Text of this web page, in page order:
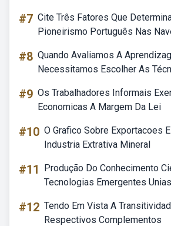
#7 Cite Três Fatores Que
Pioneirismo Português Nas
#8 Quando Avaliamos A
Necessitamos Escolher As
#9 Os Trabalhadores Informais
Economicas A Margem Da Lei
#10 O Grafico Sobre Exportacoes
Industria Extrativa Mineral
#11
Produção Do Conhecimento
Tecnologias Emergentes
#12 Tendo Em Vista A
Respectivos Complementos